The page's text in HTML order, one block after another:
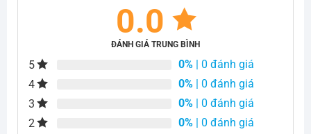
0.0
ĐÁNH GIÁ TRUNG BÌNH
5 0% | 0 đánh giá
4
0% | 0 đánh giá
3
0% | 0 đánh giá
2
0% | 0 đánh giá